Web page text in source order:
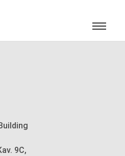
9C,